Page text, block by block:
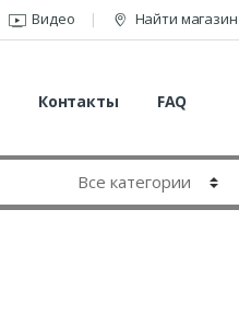
Видео Найти магазин
Контакты FAQ